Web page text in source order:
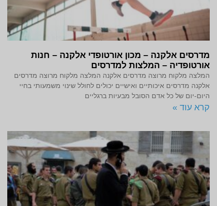
מדרסים אלקנה – מכון אורטופדי אלקנה – חנות
אורטופדיה – המלצות למדרסים
המלצה מלקוח מרוצה מדרסים אלקנה המלצה מלקוח מרוצה מדרסים
אלקנה מדרסים איכותיים ואישיים יכולים לחולל שינוי משמעותי בחיי
היום-יום של כל אדם הסובל מבעיות ברגליים
קרא עוד »